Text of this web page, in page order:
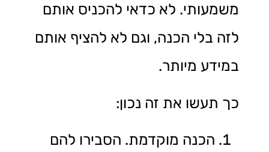
משמעותי. לא כדאי להכניס אותם
לזה בלי הכנה, וגם לא להציף אותם
במידע מיותר.
כך תעשו את זה נכון:
הכנה מוקדמת. הסבירו להם